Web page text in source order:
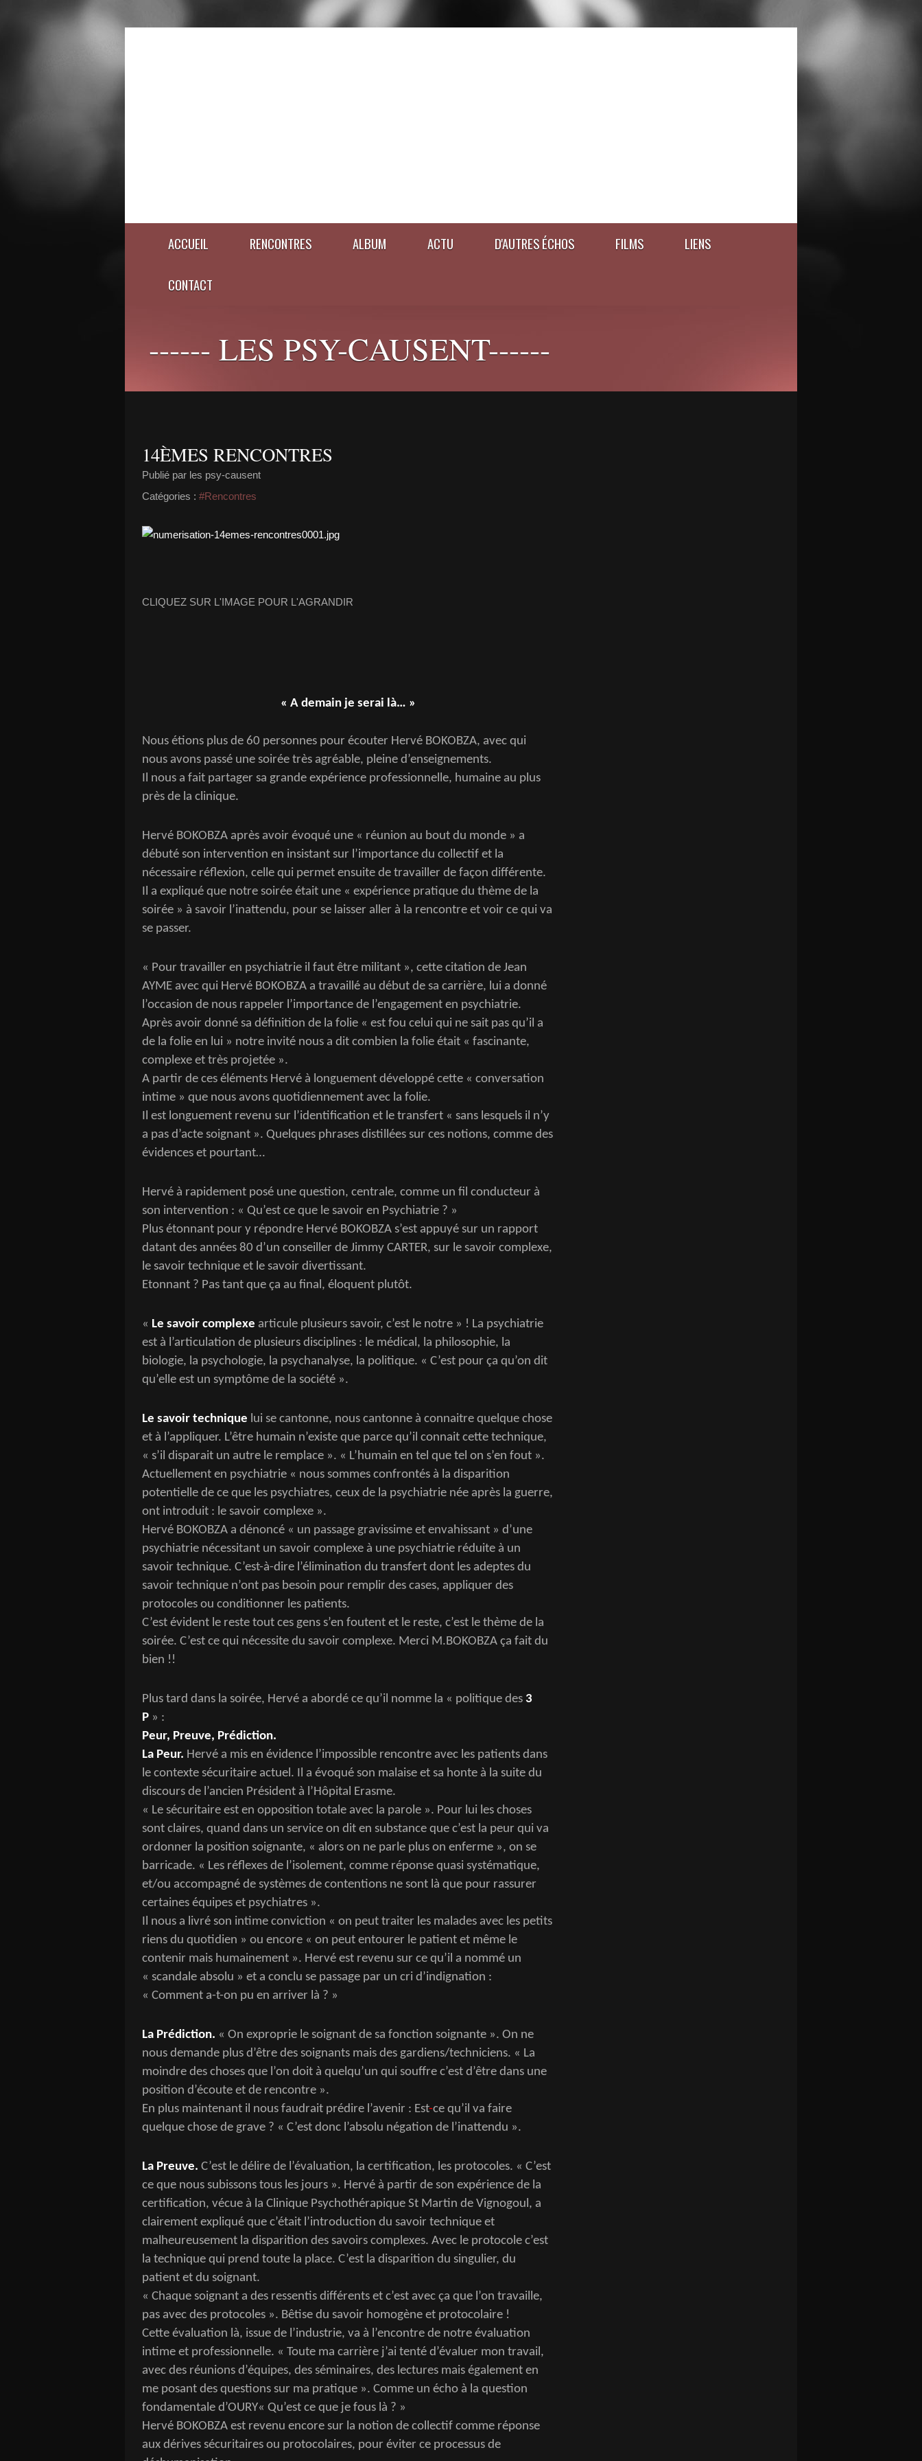
ACCUEIL RENCONTRES ALBUM ACTU D'AUTRES ÉCHOS FILMS LIENS
CONTACT
------ LES PSY-CAUSENT------
14ÈMES RENCONTRES
Publié par les psy-causent
Catégories : #Rencontres
CLIQUEZ SUR L'IMAGE POUR L'AGRANDIR
« A demain je serai là… »
Nous étions plus de 60 personnes pour écouter Hervé BOKOBZA, avec qui
nous avons passé une soirée très agréable, pleine d’enseignements.
Il nous a fait partager sa grande expérience professionnelle, humaine au plus
près de la clinique.
Hervé BOKOBZA après avoir évoqué une « réunion au bout du monde » a
débuté son intervention en insistant sur l’importance du collectif et la
nécessaire réflexion, celle qui permet ensuite de travailler de façon différente.
Il a expliqué que notre soirée était une « expérience pratique du thème de la
soirée » à savoir l’inattendu, pour se laisser aller à la rencontre et voir ce qui va
se passer.
« Pour travailler en psychiatrie il faut être militant », cette citation de Jean
AYME avec qui Hervé BOKOBZA a travaillé au début de sa carrière, lui a donné
l’occasion de nous rappeler l’importance de l’engagement en psychiatrie.
Après avoir donné sa définition de la folie « est fou celui qui ne sait pas qu’il a
de la folie en lui » notre invité nous a dit combien la folie était « fascinante,
complexe et très projetée ».
A partir de ces éléments Hervé à longuement développé cette « conversation
intime » que nous avons quotidiennement avec la folie.
Il est longuement revenu sur l’identification et le transfert « sans lesquels il n’y
a pas d’acte soignant ». Quelques phrases distillées sur ces notions, comme des
évidences et pourtant…
Hervé à rapidement posé une question, centrale, comme un fil conducteur à
son intervention : « Qu’est ce que le savoir en Psychiatrie ? »
Plus étonnant pour y répondre Hervé BOKOBZA s’est appuyé sur un rapport
datant des années 80 d’un conseiller de Jimmy CARTER, sur le savoir complexe,
le savoir technique et le savoir divertissant.
Etonnant ? Pas tant que ça au final, éloquent plutôt.
« Le savoir complexe articule plusieurs savoir, c’est le notre » ! La psychiatrie
est à l’articulation de plusieurs disciplines : le médical, la philosophie, la
biologie, la psychologie, la psychanalyse, la politique. « C’est pour ça qu’on dit
qu’elle est un symptôme de la société ».
Le savoir technique lui se cantonne, nous cantonne à connaitre quelque chose
et à l’appliquer. L’être humain n’existe que parce qu’il connait cette technique,
« s’il disparait un autre le remplace ». « L’humain en tel que tel on s’en fout ».
Actuellement en psychiatrie « nous sommes confrontés à la disparition
potentielle de ce que les psychiatres, ceux de la psychiatrie née après la guerre,
ont introduit : le savoir complexe ».
Hervé BOKOBZA a dénoncé « un passage gravissime et envahissant » d’une
psychiatrie nécessitant un savoir complexe à une psychiatrie réduite à un
savoir technique. C’est-à-dire l’élimination du transfert dont les adeptes du
savoir technique n’ont pas besoin pour remplir des cases, appliquer des
protocoles ou conditionner les patients.
C’est évident le reste tout ces gens s’en foutent et le reste, c’est le thème de la
soirée. C’est ce qui nécessite du savoir complexe. Merci M.BOKOBZA ça fait du
bien !!
Plus tard dans la soirée, Hervé a abordé ce qu’il nomme la « politique des 3
P » :
Peur, Preuve, Prédiction.
La Peur. Hervé a mis en évidence l’impossible rencontre avec les patients dans
le contexte sécuritaire actuel. Il a évoqué son malaise et sa honte à la suite du
discours de l’ancien Président à l’Hôpital Erasme.
« Le sécuritaire est en opposition totale avec la parole ». Pour lui les choses
sont claires, quand dans un service on dit en substance que c’est la peur qui va
ordonner la position soignante, « alors on ne parle plus on enferme », on se
barricade. « Les réflexes de l’isolement, comme réponse quasi systématique,
et/ou accompagné de systèmes de contentions ne sont là que pour rassurer
certaines équipes et psychiatres ».
Il nous a livré son intime conviction « on peut traiter les malades avec les petits
riens du quotidien » ou encore « on peut entourer le patient et même le
contenir mais humainement ». Hervé est revenu sur ce qu’il a nommé un
« scandale absolu » et a conclu se passage par un cri d’indignation :
« Comment a-t-on pu en arriver là ? »
La Prédiction. « On exproprie le soignant de sa fonction soignante ». On ne
nous demande plus d’être des soignants mais des gardiens/techniciens. « La
moindre des choses que l’on doit à quelqu’un qui souffre c’est d’être dans une
position d’écoute et de rencontre ».
En plus maintenant il nous faudrait prédire l’avenir : Est-ce qu’il va faire
quelque chose de grave ? « C’est donc l’absolu négation de l’inattendu ».
La Preuve. C’est le délire de l’évaluation, la certification, les protocoles. « C’est
ce que nous subissons tous les jours ». Hervé à partir de son expérience de la
certification, vécue à la Clinique Psychothérapique St Martin de Vignogoul, a
clairement expliqué que c’était l’introduction du savoir technique et
malheureusement la disparition des savoirs complexes. Avec le protocole c’est
la technique qui prend toute la place. C’est la disparition du singulier, du
patient et du soignant.
« Chaque soignant a des ressentis différents et c’est avec ça que l’on travaille,
pas avec des protocoles ». Bêtise du savoir homogène et protocolaire !
Cette évaluation là, issue de l’industrie, va à l’encontre de notre évaluation
intime et professionnelle. « Toute ma carrière j’ai tenté d’évaluer mon travail,
avec des réunions d’équipes, des séminaires, des lectures mais également en
me posant des questions sur ma pratique ». Comme un écho à la question
fondamentale d’OURY« Qu’est ce que je fous là ? »
Hervé BOKOBZA est revenu encore sur la notion de collectif comme réponse
aux dérives sécuritaires ou protocolaires, pour éviter ce processus de